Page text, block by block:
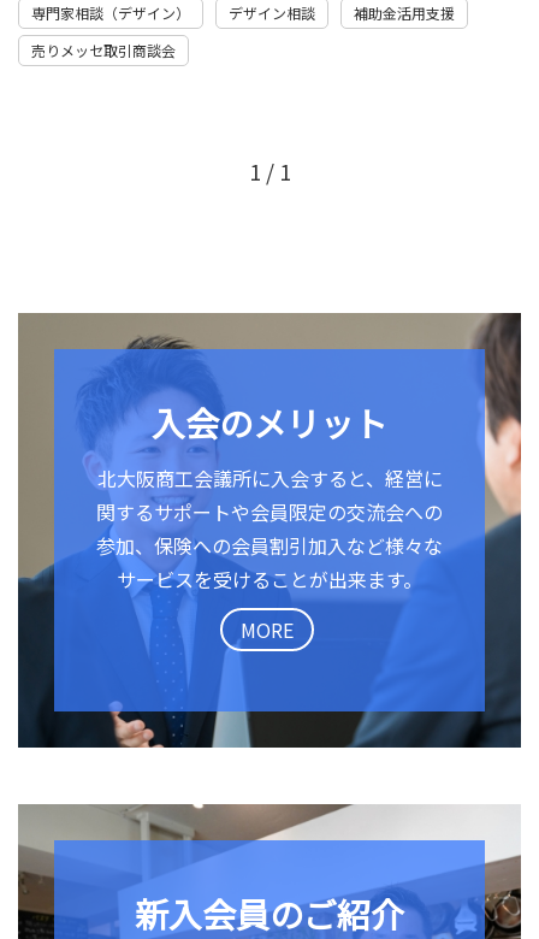
専門家相談（デザイン） デザイン相談
補助金活用支援
売りメッセ取引商談会
1 / 1
入会のメリット
北大阪商工会議所に入会すると、経営に
関するサポートや会員限定の交流会への
参加、保険への会員割引加入など様々な
サービスを受けることが出来ます。
MORE
新入会員のご紹介